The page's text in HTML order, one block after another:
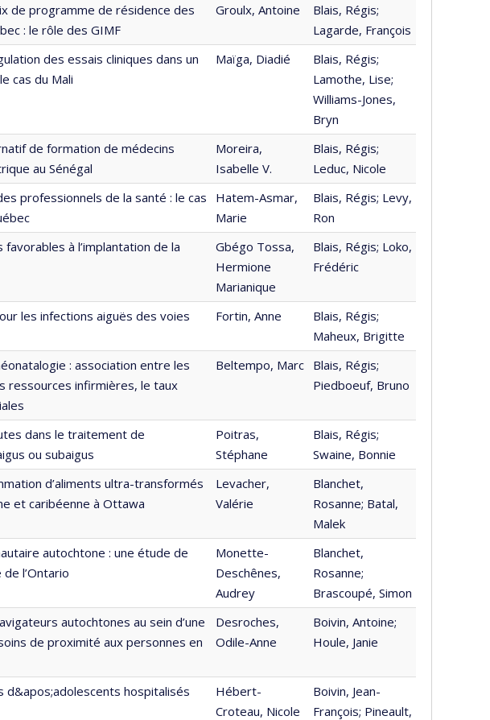
de programme de résidence des
: le rôle des GIMF
Groulx, Antoine
Blais, Régis;
Lagarde, François
des essais cliniques dans un
cas du Mali
Maïga, Diadié
Blais, Régis;
Lamothe, Lise;
Williams-Jones,
Bryn
de formation de médecins
au Sénégal
Moreira,
Isabelle V.
Blais, Régis;
Leduc, Nicole
professionnels de la santé : le cas
Hatem-Asmar,
Marie
Blais, Régis; Levy,
Ron
à l’implantation de la
Gbégo Tossa,
Hermione
Marianique
Blais, Régis; Loko,
Frédéric
les infections aiguës des voies
Fortin, Anne
Blais, Régis;
Maheux, Brigitte
: association entre les
ressources infirmières, le taux
Beltempo, Marc Blais, Régis;
Piedboeuf, Bruno
dans le traitement de
ou subaigus
Poitras,
Stéphane
Blais, Régis;
Swaine, Bonnie
d’aliments ultra-transformés
et caribéenne à Ottawa
Levacher,
Valérie
Blanchet,
Rosanne; Batal,
Malek
autochtone : une étude de
l’Ontario
Monette-
Deschênes,
Audrey
Blanchet,
Rosanne;
Brascoupé, Simon
autochtones au sein d’une
de proximité aux personnes en
Desroches,
Odile-Anne
Boivin, Antoine;
Houle, Janie
d&apos;adolescents hospitalisés
Hébert-
Croteau, Nicole
Boivin, Jean-
François; Pineault,